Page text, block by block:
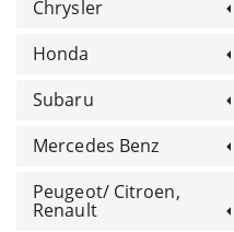
Chrysler
Honda
Subaru
Mercedes Benz
Peugeot/ Citroen,
Renault